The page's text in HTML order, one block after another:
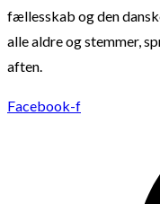
fællesskab og den
alle aldre og stemmer,
aften.
Facebook-f